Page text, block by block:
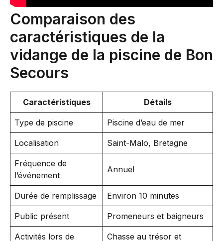
Comparaison des
caractéristiques de la
vidange de la piscine de Bon
Secours
Caractéristiques Détails
Type de piscine Piscine d’eau de mer
Localisation Saint-Malo, Bretagne
Fréquence de
l’événement
Annuel
Durée de remplissage Environ 10 minutes
Public présent Promeneurs et baigneurs
Activités lors de
Chasse au trésor et